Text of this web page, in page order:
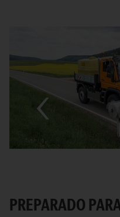
PREPARADO